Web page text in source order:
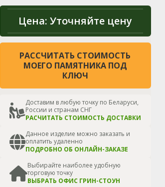
Цена: Уточняйте цену
РАССЧИТАТЬ СТОИМОСТЬ
МОЕГО ПАМЯТНИКА ПОД
КЛЮЧ
Доставим в любую точку по Беларуси,
России и странам СНГ
РАСЧИТАТЬ СТОИМОСТЬ ДОСТАВКИ
Данное изделие можно заказать и
оплатить удаленно
ПОДРОБНО ОБ ОНЛАЙН-ЗАКАЗЕ
Выбирайте наиболее удобную
торговую точку
ВЫБРАТЬ ОФИС ГРИН-СТОУН